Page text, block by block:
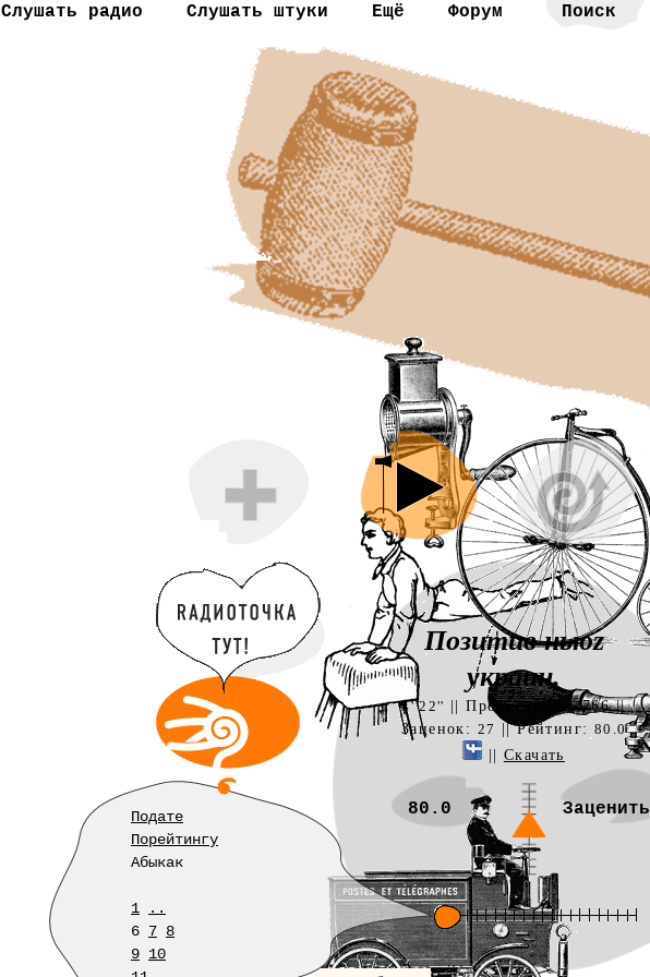
Слушать радио Слушать штуки Ещё Форум
Позитив ньюz
украин.
4' 22'' || Просмотров: 4766 ||
Заценок: 27 || Рейтинг:80.0
|| Скачать
80.0 Заценить
Подате
Порейтингу
Абыкак
1
..
6 7 8
9 10
—Глубокие